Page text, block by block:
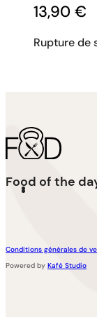
13,90 €
Rupture de
Food of the
Conditions générales de
Powered by Kafé Studio